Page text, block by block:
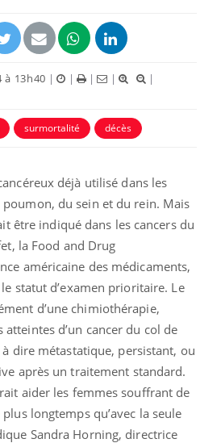
à 13h40 | | | |
|
surmortalité décès
déjà utilisé dans les
du sein et du rein. Mais
être indiqué dans les cancers du
la Food and Drug
américaine des médicaments,
statut d’examen prioritaire. Le
d’une chimiothérapie,
atteintes d’un cancer du col de
à dire métastatique, persistant, ou
après un traitement standard.
aider les femmes souffrant de
longtemps qu’avec la seule
Sandra Horning, directrice